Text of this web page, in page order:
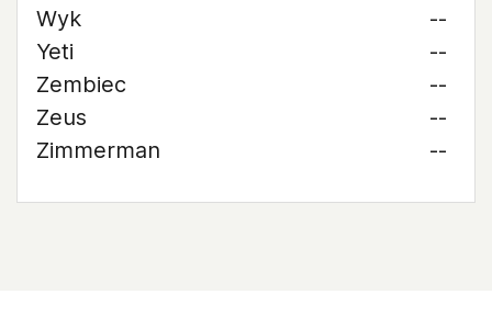
Wyk
--
Yeti
--
Zembiec
--
Zeus
--
Zimmerman
--